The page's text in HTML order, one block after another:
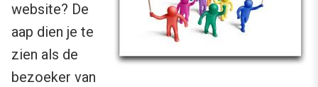
website? De
aap dien je te
zien als de
bezoeker van